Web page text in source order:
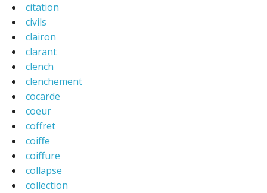
citation
civils
clairon
clarant
clench
clenchement
cocarde
coeur
coffret
coiffe
coiffure
collapse
collection